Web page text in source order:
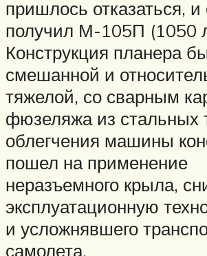
пришлось отказаться,
получил М-105П (1050
Конструкция планера
смешанной и
тяжелой, со сварным
фюзеляжа из стальных
облегчения машины
пошел на применение
неразъемного крыла,
эксплуатационную
и усложнявшего
самолета.